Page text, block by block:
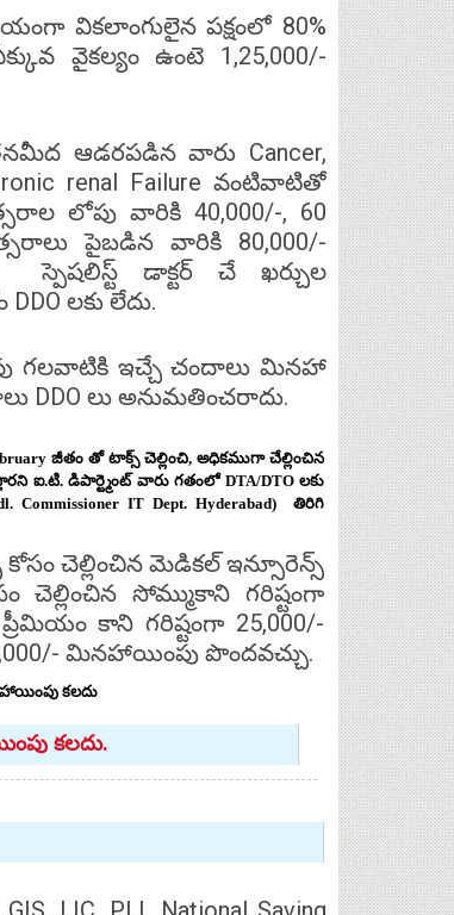
వికలాంగులైన పక్షంలో 80%
వైకల్యం ఉంటె 1,25,000/-
ఆడరపడిన వారు Cancer,
renal Failure వంటివాటితో
లోపు వారికి 40,000/-, 60
పైబడిన వారికి 80,000/-
డాక్టర్ చే ఖర్చుల
లకు లేదు.
గలవాటికి ఇచ్చే చందాలు మినహా
DDO లు అనుమతించరాదు.
జీతం తో టాక్స్ చెల్లించి, అధికముగా చేల్లించిన
ఐ.టి. డిపార్ట్మెంట్ వారు గతంలో DTA/DTO లకు
Commissioner IT Dept. Hyderabad) తిరిగి
చెల్లించిన మెడికల్ ఇన్సూరెన్స్
చెల్లించిన సోమ్ముకాని గరిష్టంగా
కాని గరిష్టంగా 25,000/-
మినహాయింపు పొందవచ్చు.
కలదు
కలదు.